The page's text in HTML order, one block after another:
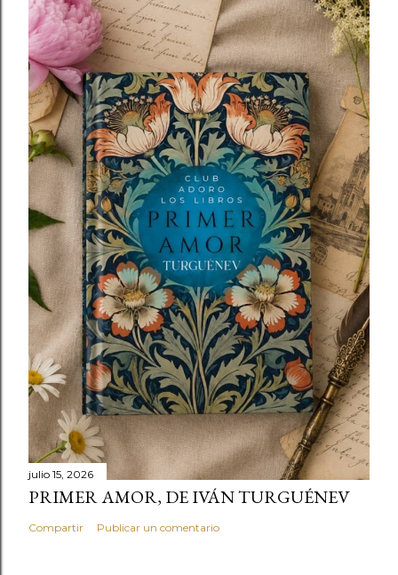
julio 15, 2026
PRIMER AMOR, DE IVÁN TURGUÉNEV
Compartir Publicar un comentario